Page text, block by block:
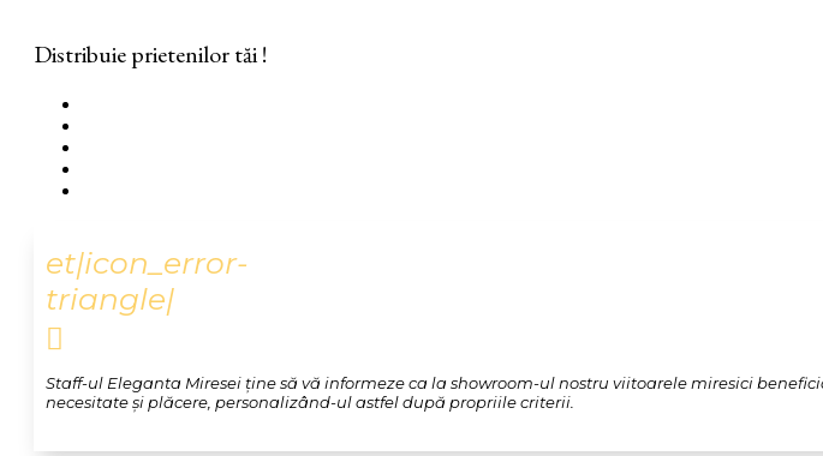
Distribuie prietenilor tăi !
et|icon_error-
triangle|

Staff-ul Eleganta Miresei ține să vă informeze ca la showroom-ul nostru viitoarele miresici
necesitate și plăcere, personalizând-ul astfel după propriile criterii.